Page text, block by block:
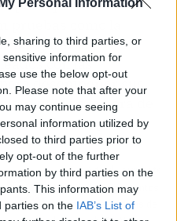
Personal Information
sharing to third parties, or
information for
use the below opt-out
Please note that after your
may continue seeing
information utilized by
to third parties prior to
opt-out of the further
by third parties on the
This information may
parties on the IAB’s List of
para que la
asegurar la
con las
desempeñar sus
útiles a la hora de
de la compañía.
Artículo siguiente
Novedades para eventos
y actividades lúdicas de